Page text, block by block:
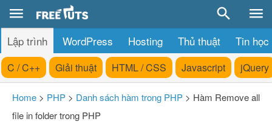
Lập trình WordPress Hosting Thủ thuật Tin học
C / C++ Giải thuật HTML / CSS Javascript jQuery
Home > PHP > Danh sách hàm trong PHP > Hàm Remove all
file in folder trong PHP